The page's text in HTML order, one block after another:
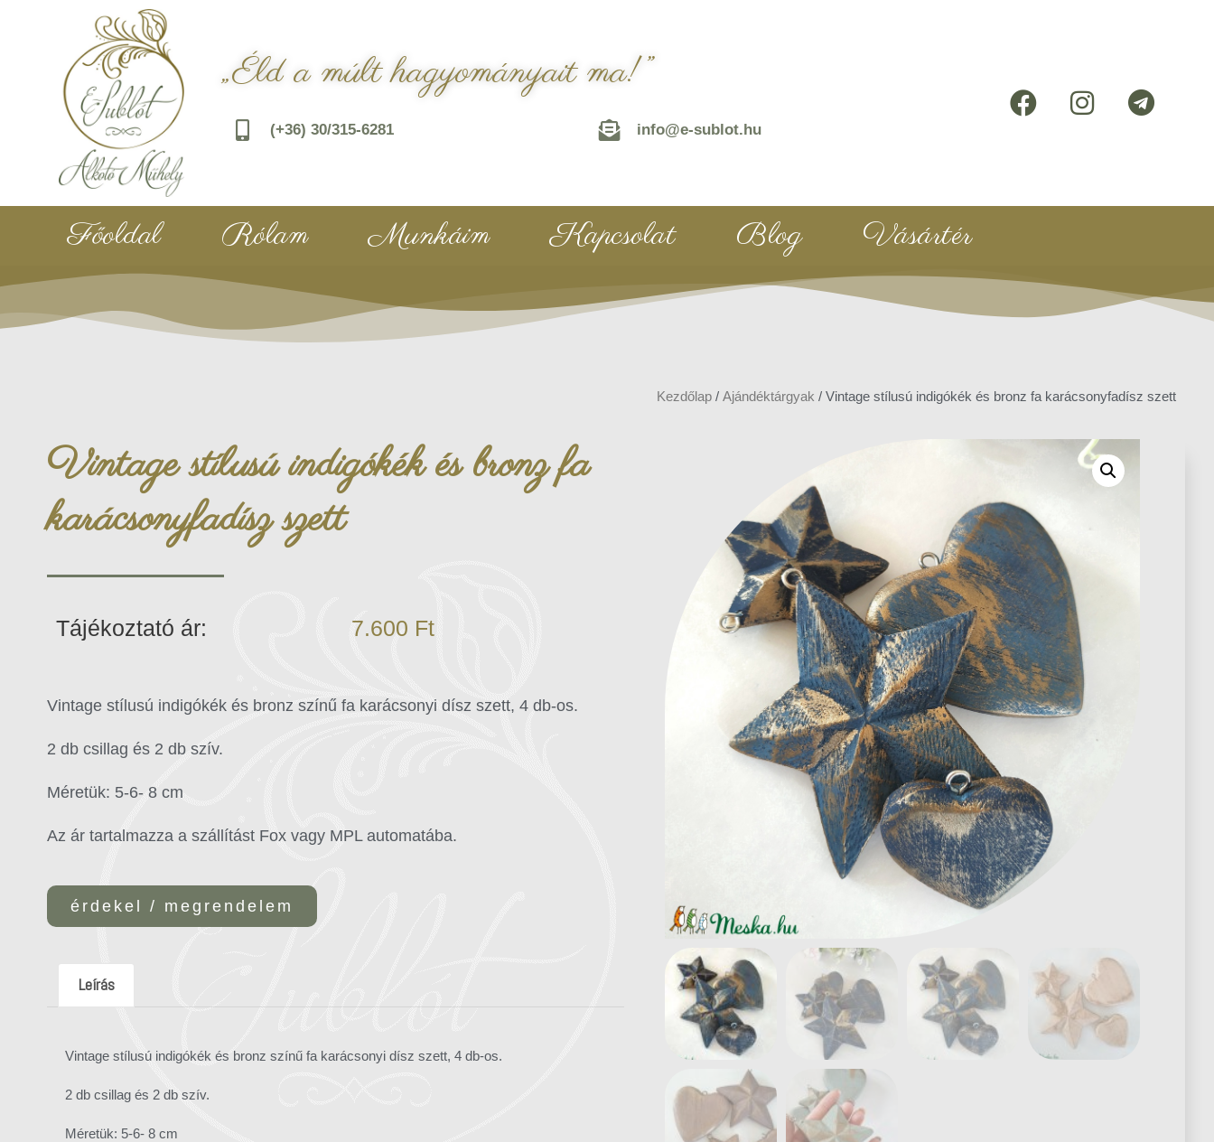
„Éld a múlt hagyományait ma!”
(+36) 30/315-6281 info@e-sublot.hu
Főoldal Rólam Munkáim Kapcsolat Blog Vásártér
Kezdőlap / Ajándéktárgyak / Vintage stílusú indigókék és bronz fa karácsonyfadísz szett
Vintage stílusú indigókék és bronz fa
karácsonyfadísz szett
Tájékoztató ár: 7.600 Ft
Vintage stílusú indigókék és bronz színű fa karácsonyi dísz szett, 4 db-os.
2 db csillag és 2 db szív.
Méretük: 5-6- 8 cm
Az ár tartalmazza a szállítást Fox vagy MPL automatába.
érdekel / megrendelem
Leírás
Vintage stílusú indigókék és bronz színű fa karácsonyi dísz szett, 4 db-os.
2 db csillag és 2 db szív.
Méretük: 5-6- 8 cm